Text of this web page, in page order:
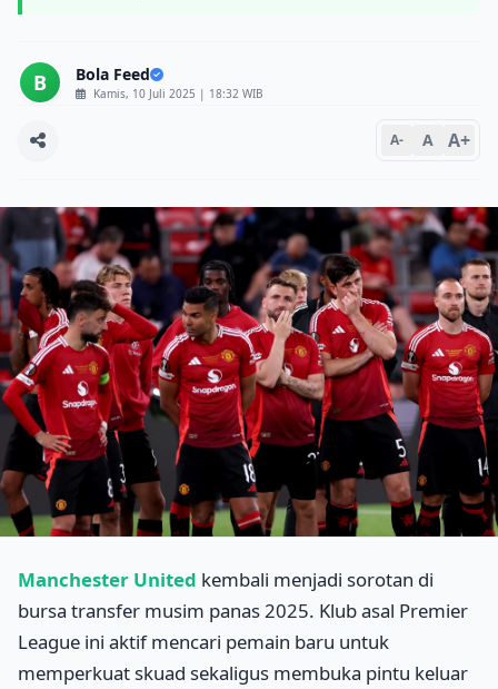
B Bola Feed
Kamis, 10 Juli 2025 | 18:32 WIB
A- A A+
Manchester United kembali menjadi sorotan di
bursa transfer musim panas 2025. Klub asal Premier
League ini aktif mencari pemain baru untuk
memperkuat skuad sekaligus membuka pintu keluar